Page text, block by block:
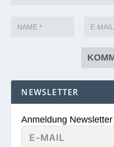
NEWSLETTER
Anmeldung Newsletter